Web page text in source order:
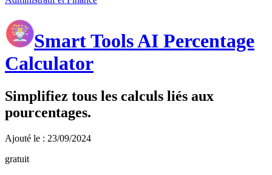
Smart Tools AI Percentage
Calculator
Simplifiez tous les calculs liés aux
pourcentages.
Ajouté le : 23/09/2024
gratuit